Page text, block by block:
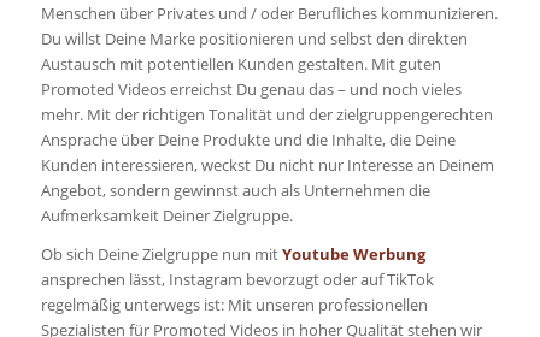
Menschen über Privates und / oder Berufliches kommunizieren.
Du willst Deine Marke positionieren und selbst den direkten
Austausch mit potentiellen Kunden gestalten. Mit guten
Promoted Videos erreichst Du genau das – und noch vieles
mehr. Mit der richtigen Tonalität und der zielgruppengerechten
Ansprache über Deine Produkte und die Inhalte, die Deine
Kunden interessieren, weckst Du nicht nur Interesse an Deinem
Angebot, sondern gewinnst auch als Unternehmen die
Aufmerksamkeit Deiner Zielgruppe.
Ob sich Deine Zielgruppe nun mitYoutube Werbung
ansprechen lässt, Instagram bevorzugt oder auf TikTok
regelmäßig unterwegs ist: Mit unseren professionellen
Spezialisten für Promoted Videos in hoher Qualität stehen wir